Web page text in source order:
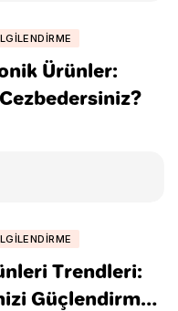
Ürünler:
Trendleri:
Güçlendirmek